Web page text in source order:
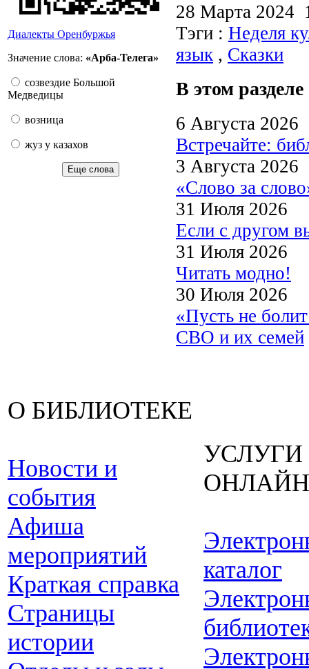
Диалекты Оренбуржья
Значение слова: «Арба-Телега»
созвездие Большой
Медведицы
возница
жуз у казахов
Еще слова
28 Марта
Тэги : Неделя
язык , Сказки
В этом разделе
6 Августа 2026
Встречайте:
3 Августа 2026
«Слово за
31 Июля 2026
Если с другом
31 Июля 2026
Читать модно!
30 Июля 2026
«Пусть не
СВО и их семей
О БИБЛИОТЕКЕ
Новости и
события
Афиша
мероприятий
Краткая справка
Страницы
истории
УСЛУГИ
ОНЛАЙН
каталог